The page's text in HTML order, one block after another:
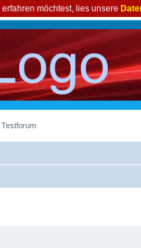
möchtest, lies unsere
Testforum